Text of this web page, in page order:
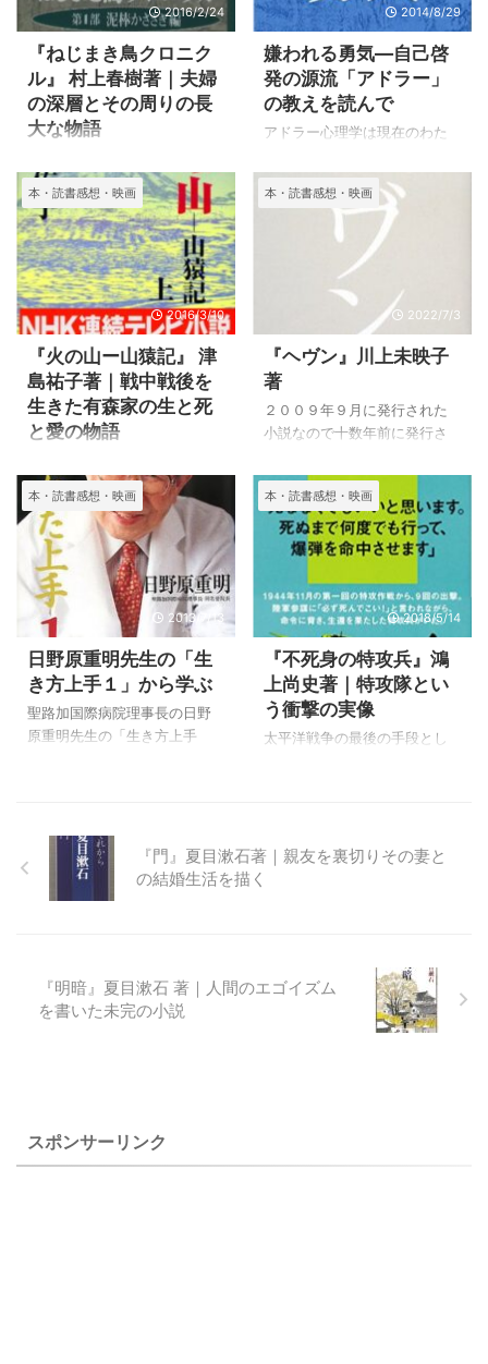
2016/2/24
『ねじまき鳥クロニク
ル』 村上春樹著｜夫婦
の深層とその周りの長
大な物語
作家であることは知っていま
したが、なぜか最近まで読ん
だことがなかったことが不自
然であることから読んでみよ
うと思い立ち、今毎日のよう
に読んでいます。 そして村上
春樹の作品を読んでみようと
のだろうと調べてみたら、
「村上春樹、河合隼雄に会い
にいく」という対談集があ
り、河合隼雄のファンである
読むことにしました。 その対
談の中で語られるのは、「ね
じまき鳥クロニクル」であ
り、夫婦の問題だったのでこ
の小説は読まなければならな
いだろうと思ってい ...
2014/8/29
嫌われる勇気―自己啓
発の源流「アドラー」
の教えを読んで
アドラー心理学は現在のわた
くれそうでした。
過去も未来も考えないで現在
を真剣に生きると言う生き方
は今のわたしが実践しようと
していることだったからで
本・読書感想・映画
2016/3/10
『火の山ー山猿記』 津
島祐子著｜戦中戦後を
生きた有森家の生と死
と愛の物語
のふもとの甲府で、東京帝大
を卒業して、山の草や木、富
士山の研究に心を奪われてい
た父有森源一郎の8番目の子供
として生まれ、アメリカにわ
たって物理学の研究をしてい
る勇太郎が、3番目の姉笛子の
くことになった、有森家のメ
モワールが物語の中心になっ
ています。 由紀子と牧子あて
のとても長いメモワールのコ
る牧子の息子勇平が読むとい
う複雑な設定になっていま
本・読書感想・映画
2022/7/3
『ヘヴン』川上未映子
著
２００９年９月に発行された
小説なので十数年前に発行さ
８年に『乳と卵』で１３８回
芥川賞を受賞して、翌年にこ
れほど感動的な作品を書くの
ですから、才能のある作家な
の作品は初めて読みました。
あくまでも気分次第なのです
が、芥川賞の作家の小説をい
ち早く読んだり、あまり読ま
なかったりとその時々の気分
が大きいように思います。 芥
川賞をとってもその後あまり
のだろうと ...
本・読書感想・映画
2013/7/13
日野原重明先生の「生
き方上手１」から学ぶ
聖路加国際病院理事長の日野
原重明先生の「生き方上手
書いていました。
本・読書感想・映画
2018/5/14
『不死身の特攻兵』鴻
上尚史著｜特攻隊とい
う衝撃の実像
太平洋戦争の最後の手段とし
いながらもなぜか今まで読ん
えたことによります。 そのよ
うな本ばかりではなかったの
でしょうが、この度、９回の
出撃をして生きて帰って来た
『門』夏目漱石著｜親友を裏切りその妻と
の結婚生活を描く
『明暗』夏目漱石 著｜人間のエゴイズム
を書いた未完の小説
スポンサーリンク